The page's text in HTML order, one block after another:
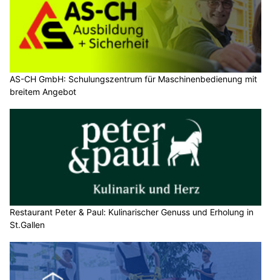
AS-CH GmbH: Schulungszentrum für Maschinenbedienung mit
breitem Angebot
Restaurant Peter & Paul: Kulinarischer Genuss und Erholung in
St.Gallen